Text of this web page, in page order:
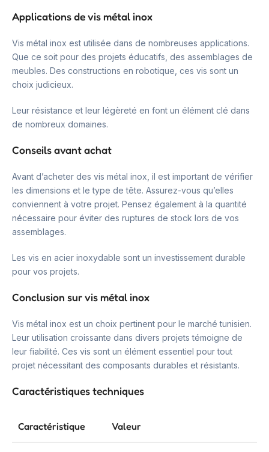
Applications de vis métal inox
Vis métal inox est utilisée dans de nombreuses applications.
Que ce soit pour des projets éducatifs, des assemblages de
meubles. Des constructions en robotique, ces vis sont un
choix judicieux.
Leur résistance et leur légèreté en font un élément clé dans
de nombreux domaines.
Conseils avant achat
Avant d’acheter des vis métal inox, il est important de vérifier
les dimensions et le type de tête. Assurez-vous qu’elles
conviennent à votre projet. Pensez également à la quantité
nécessaire pour éviter des ruptures de stock lors de vos
assemblages.
Les vis en acier inoxydable sont un investissement durable
pour vos projets.
Conclusion sur vis métal inox
Vis métal inox est un choix pertinent pour le marché tunisien.
Leur utilisation croissante dans divers projets témoigne de
leur fiabilité. Ces vis sont un élément essentiel pour tout
projet nécessitant des composants durables et résistants.
Caractéristiques techniques
Caractéristique Valeur